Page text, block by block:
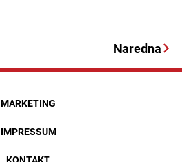
Naredna
MARKETING
IMPRESSUM